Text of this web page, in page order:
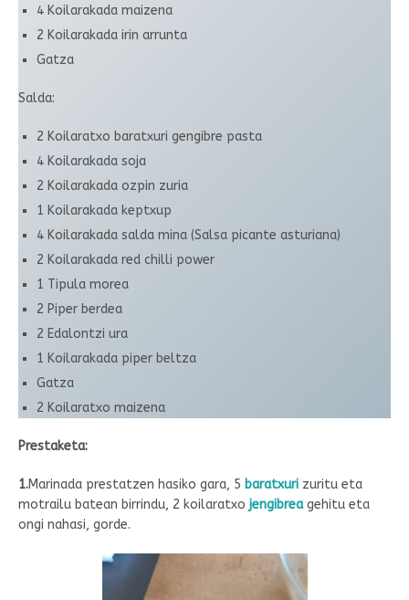
4 Koilarakada maizena
2 Koilarakada irin arrunta
Gatza
Salda:
2 Koilaratxo baratxuri gengibre pasta
4 Koilarakada soja
2 Koilarakada ozpin zuria
1 Koilarakada keptxup
4 Koilarakada salda mina (Salsa picante asturiana)
2 Koilarakada red chilli power
1 Tipula morea
2 Piper berdea
2 Edalontzi ura
1 Koilarakada piper beltza
Gatza
2 Koilaratxo maizena
Prestaketa:
1.Marinada prestatzen hasiko gara, 5 baratxuri zuritu eta
motrailu batean birrindu, 2 koilaratxo jengibreagehitu eta
ongi nahasi, gorde.